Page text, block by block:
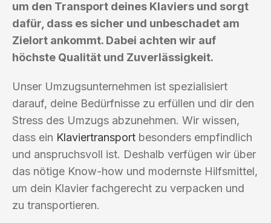
um den Transport deines Klaviers und sorgt
dafür, dass es sicher und unbeschadet am
Zielort ankommt. Dabei achten wir auf
höchste Qualität und Zuverlässigkeit.
Unser Umzugsunternehmen ist spezialisiert
darauf, deine Bedürfnisse zu erfüllen und dir den
Stress des Umzugs abzunehmen. Wir wissen,
dass ein Klaviertransport besonders empfindlich
und anspruchsvoll ist. Deshalb verfügen wir über
das nötige Know-how und modernste Hilfsmittel,
um dein Klavier fachgerecht zu verpacken und
zu transportieren.